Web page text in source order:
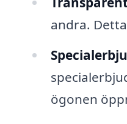
andra.
ögonen